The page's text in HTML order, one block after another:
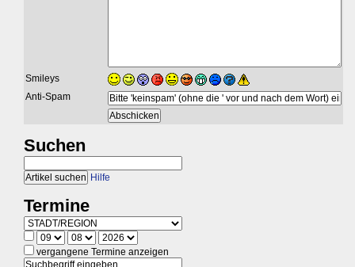
Smileys
Anti-Spam
Suchen
Hilfe
Termine
vergangene Termine anzeigen